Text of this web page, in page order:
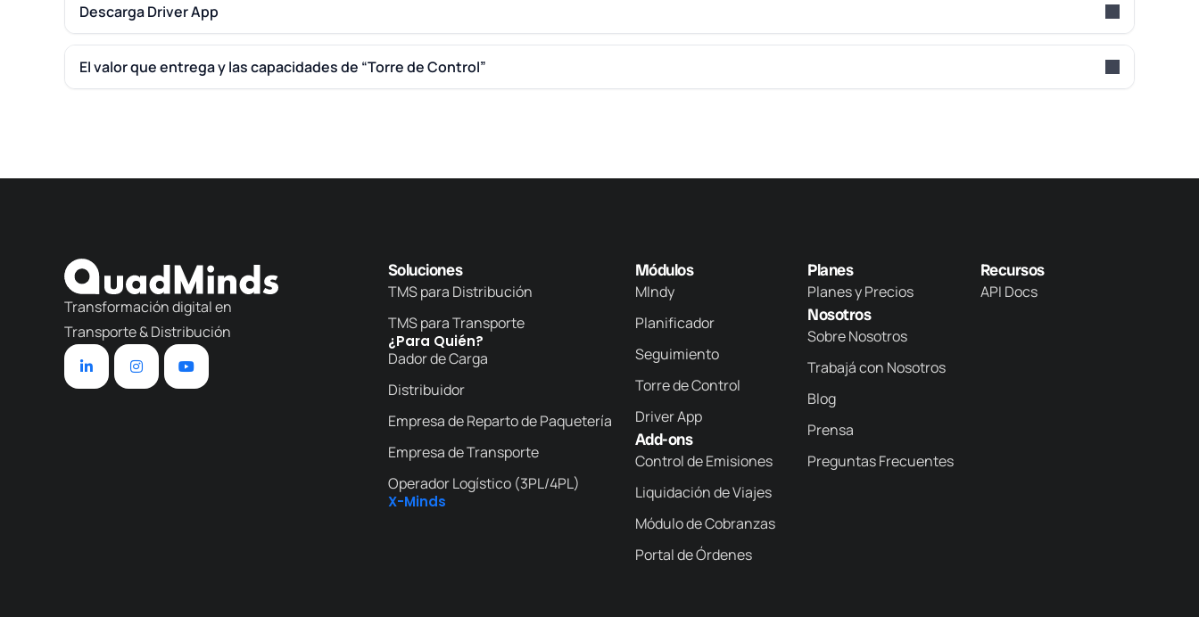
Descarga Driver App
El valor que entrega y las capacidades de “Torre de Control”
Transformación digital en
Transporte & Distribución
Soluciones
TMS para Distribución
TMS para Transporte
¿Para Quién?
Dador de Carga
Distribuidor
Empresa de Reparto de Paquetería
Empresa de Transporte
Operador Logístico (3PL/4PL)
X-Minds
Módulos
MIndy
Planificador
Seguimiento
Torre de Control
Driver App
Add-ons
Control de Emisiones
Liquidación de Viajes
Módulo de Cobranzas
Portal de Órdenes
Planes
Planes y Precios
Nosotros
Sobre Nosotros
Trabajá con Nosotros
Blog
Prensa
Preguntas Frecuentes
Recursos
API Docs